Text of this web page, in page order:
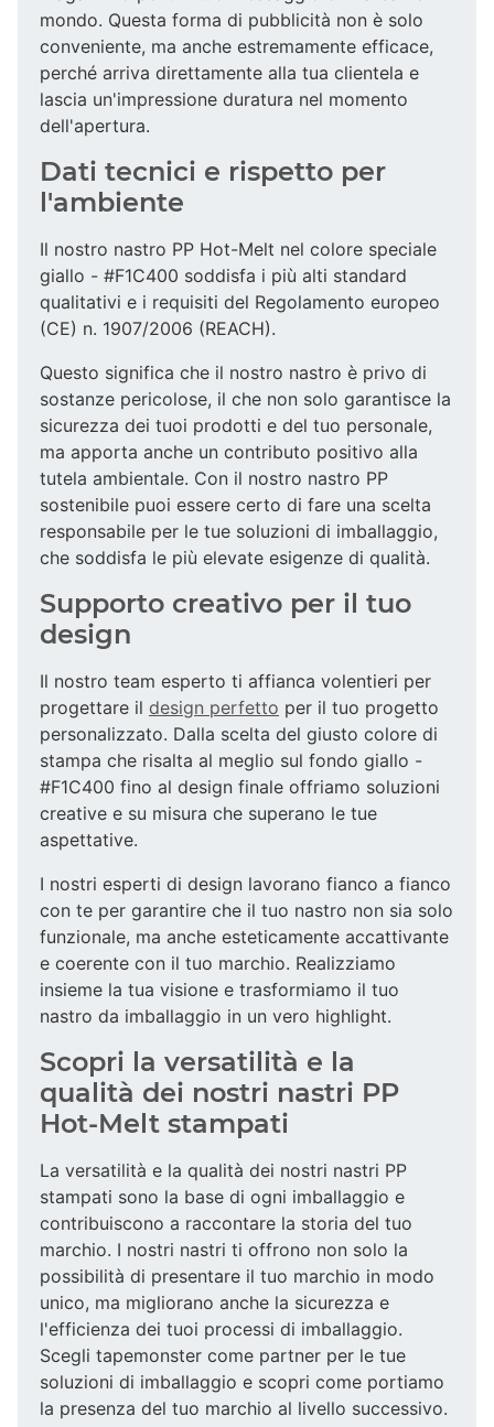
mondo. Questa forma di pubblicità non è solo
conveniente, ma anche estremamente efficace,
perché arriva direttamente alla tua clientela e
lascia un'impressione duratura nel momento
dell'apertura.
Dati tecnici e rispetto per
l'ambiente
Il nostro nastro PP Hot-Melt nel colore speciale
giallo - #F1C400 soddisfa i più alti standard
qualitativi e i requisiti del Regolamento europeo
(CE) n. 1907/2006 (REACH).
Questo significa che il nostro nastro è privo di
sostanze pericolose, il che non solo garantisce la
sicurezza dei tuoi prodotti e del tuo personale,
ma apporta anche un contributo positivo alla
tutela ambientale. Con il nostro nastro PP
sostenibile puoi essere certo di fare una scelta
responsabile per le tue soluzioni di imballaggio,
che soddisfa le più elevate esigenze di qualità.
Supporto creativo per il tuo
design
Il nostro team esperto ti affianca volentieri per
progettare il design perfetto per il tuo progetto
personalizzato. Dalla scelta del giusto colore di
stampa che risalta al meglio sul fondo giallo -
#F1C400 fino al design finale offriamo soluzioni
creative e su misura che superano le tue
aspettative.
I nostri esperti di design lavorano fianco a fianco
con te per garantire che il tuo nastro non sia solo
funzionale, ma anche esteticamente accattivante
e coerente con il tuo marchio. Realizziamo
insieme la tua visione e trasformiamo il tuo
nastro da imballaggio in un vero highlight.
Scopri la versatilità e la
qualità dei nostri nastri PP
Hot-Melt stampati
La versatilità e la qualità dei nostri nastri PP
stampati sono la base di ogni imballaggio e
contribuiscono a raccontare la storia del tuo
marchio. I nostri nastri ti offrono non solo la
possibilità di presentare il tuo marchio in modo
unico, ma migliorano anche la sicurezza e
l'efficienza dei tuoi processi di imballaggio.
Scegli tapemonster come partner per le tue
soluzioni di imballaggio e scopri come portiamo
la presenza del tuo marchio al livello successivo.